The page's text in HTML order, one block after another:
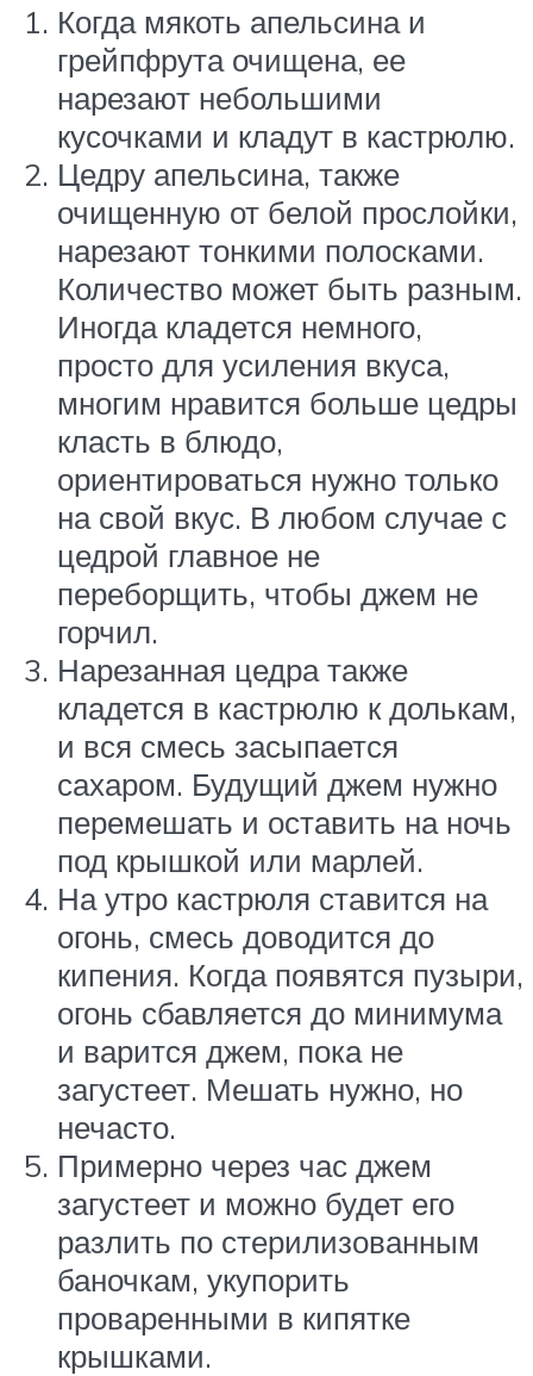
Когда мякоть апельсина и
грейпфрута очищена, ее
нарезают небольшими
кусочками и кладут в кастрюлю.
Цедру апельсина, также
очищенную от белой прослойки,
нарезают тонкими полосками.
Количество может быть разным.
Иногда кладется немного,
просто для усиления вкуса,
многим нравится больше цедры
класть в блюдо,
ориентироваться нужно только
на свой вкус. В любом случае с
цедрой главное не
переборщить, чтобы джем не
горчил.
Нарезанная цедра также
кладется в кастрюлю к долькам,
и вся смесь засыпается
сахаром. Будущий джем нужно
перемешать и оставить на ночь
под крышкой или марлей.
На утро кастрюля ставится на
огонь, смесь доводится до
кипения. Когда появятся пузыри,
огонь сбавляется до минимума
и варится джем, пока не
загустеет. Мешать нужно, но
нечасто.
Примерно через час джем
загустеет и можно будет его
разлить по стерилизованным
баночкам, укупорить
проваренными в кипятке
крышками.